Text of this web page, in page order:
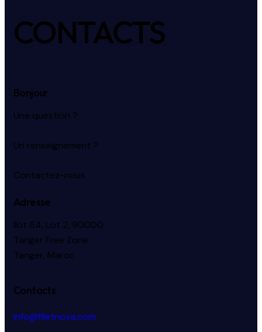
CONTACTS
Bonjour
Une question ?
Un renseignement ?
Contactez-nous
Adresse
Ilot 64, Lot 2, 90000
Tanger Free Zone
Tanger, Maroc
Contacts
info@filetnova.com